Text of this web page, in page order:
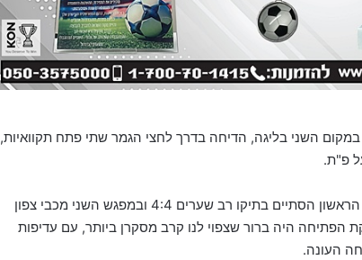
השני בליגה, הדיחה בדרך לחצי הגמר שתי פתח תקוואיות,
פ"ת.
בליגה השתיים נפגשו כבר פעמיים העונה, המפגש הראשון הסתיים בתיקו רב שערים 4:4 ובמפגש השני מכבי צפון
2:0. כך שטרם שריקת הפתיחה היה ברור שצפוי לנו קרב מסקרן ביותר, עם עדיפות
העונה.